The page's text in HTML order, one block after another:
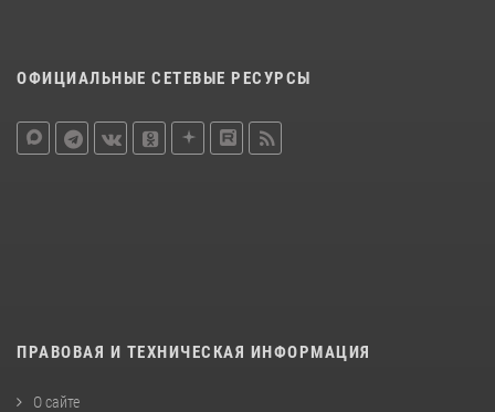
ОФИЦИАЛЬНЫЕ СЕТЕВЫЕ РЕСУРСЫ
ПРАВОВАЯ И ТЕХНИЧЕСКАЯ ИНФОРМАЦИЯ
О сайте